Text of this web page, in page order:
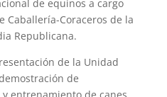
de equinos a cargo
Caballería-Coraceros de la
Republicana.
de la Unidad
de
entrenamiento de canes